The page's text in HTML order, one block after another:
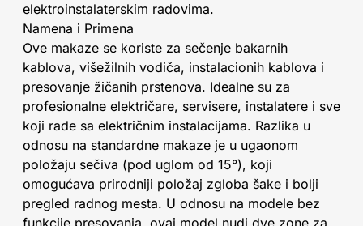
elektroinstalaterskim radovima.
Namena i Primena
Ove makaze se koriste za sečenje bakarnih
kablova, višežilnih vodiča, instalacionih kablova i
presovanje žičanih prstenova. Idealne su za
profesionalne električare, servisere, instalatere i sve
koji rade sa električnim instalacijama. Razlika u
odnosu na standardne makaze je u ugaonom
položaju sečiva (pod uglom od 15°), koji
omogućava prirodniji položaj zgloba šake i bolji
pregled radnog mesta. U odnosu na modele bez
funkcije presovanja, ovaj model nudi dve zone za